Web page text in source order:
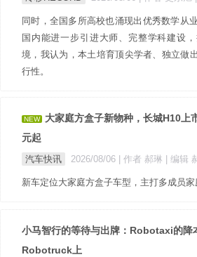
同时，全国多所高校也涌现出优秀数学从
国内能进一步引进大师、完整学科建设
境，我认为，本土培育顶尖学者、独立做
行性。
NEW
大家庭方盒子新物种，长城H10上
元起
汽车快讯 2026/08/06 | 作者 郝琳 | 编辑
新车定位大家庭方盒子车型，主打多成员
小马智行的等待与出牌：Robotaxi的降
Robotruck上